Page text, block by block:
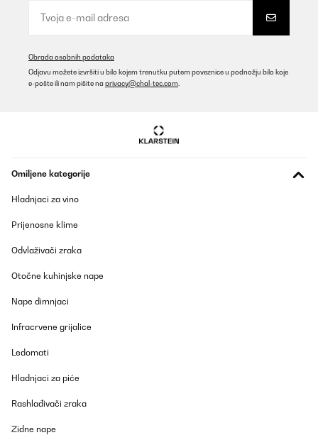
Obrada osobnih podataka
Odjavu možete izvršiti u bilo kojem trenutku putem poveznice u podnožju bilo koje
e-pošte ili nam pišite na privacy@chal-tec.com
Omiljene kategorije
Hladnjaci za vino
Prijenosne klime
Odvlaživači zraka
Otočne kuhinjske nape
Nape dimnjaci
Infracrvene grijalice
Ledomati
Hladnjaci za piće
Rashlađivači zraka
Zidne nape